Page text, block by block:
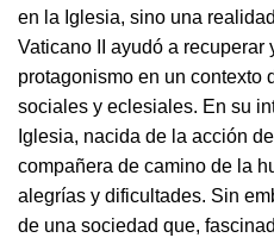
en la Iglesia, sino una
Vaticano II ayudó a recuperar
protagonismo en un contexto
sociales y eclesiales. En su
Iglesia, nacida de la acción
compañera de camino de la
alegrías y dificultades. Sin
de una sociedad que,